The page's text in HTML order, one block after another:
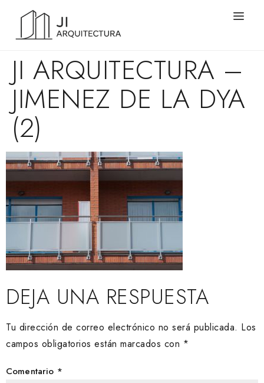
JI ARQUITECTURA –
JIMENEZ DE LA DYA
(2)
DEJA UNA RESPUESTA
Tu dirección de correo electrónico no será publicada. Los
campos obligatorios están marcados con *
Comentario *